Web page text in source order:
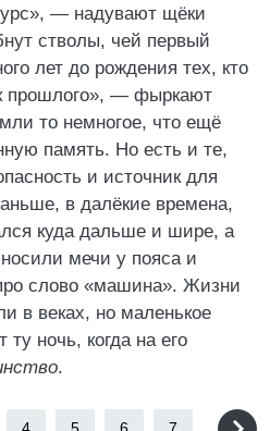
— надувают щёки
стволы, чей первый
лет до рождения тех, кто
прошлого», — фыркают
то немногое, что ещё
память. Но есть и те,
и источник для
в далёкие времена,
куда дальше и шире, а
мечи у пояса и
слово «машина». Жизни
в веках, но маленькое
ночь, когда на его
.